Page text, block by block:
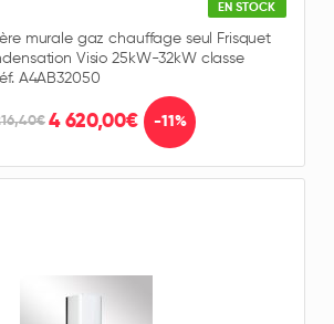
EN STOCK
murale gaz chauffage seul Frisquet
Visio 25kW-32kW classe
A4AB32050
4 620,00€ -11%